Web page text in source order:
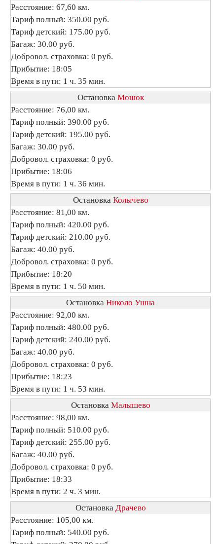
Расстояние: 67,60 км.
Тариф полный: 350.00 руб.
Тариф детский: 175.00 руб.
Багаж: 30.00 руб.
Добровол. страховка: 0 руб.
Прибытие: 18:05
Время в пути: 1 ч. 35 мин.
Остановка Мошок
Расстояние: 76,00 км.
Тариф полный: 390.00 руб.
Тариф детский: 195.00 руб.
Багаж: 30.00 руб.
Добровол. страховка: 0 руб.
Прибытие: 18:06
Время в пути: 1 ч. 36 мин.
Остановка Колычево
Расстояние: 81,00 км.
Тариф полный: 420.00 руб.
Тариф детский: 210.00 руб.
Багаж: 40.00 руб.
Добровол. страховка: 0 руб.
Прибытие: 18:20
Время в пути: 1 ч. 50 мин.
Остановка Николо Ушна
Расстояние: 92,00 км.
Тариф полный: 480.00 руб.
Тариф детский: 240.00 руб.
Багаж: 40.00 руб.
Добровол. страховка: 0 руб.
Прибытие: 18:23
Время в пути: 1 ч. 53 мин.
Остановка Малышево
Расстояние: 98,00 км.
Тариф полный: 510.00 руб.
Тариф детский: 255.00 руб.
Багаж: 40.00 руб.
Добровол. страховка: 0 руб.
Прибытие: 18:33
Время в пути: 2 ч. 3 мин.
Остановка Драчево
Расстояние: 105,00 км.
Тариф полный: 540.00 руб.